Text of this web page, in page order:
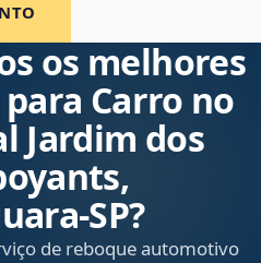
os melhores
Carro no
Jardim dos
de reboque automotivo